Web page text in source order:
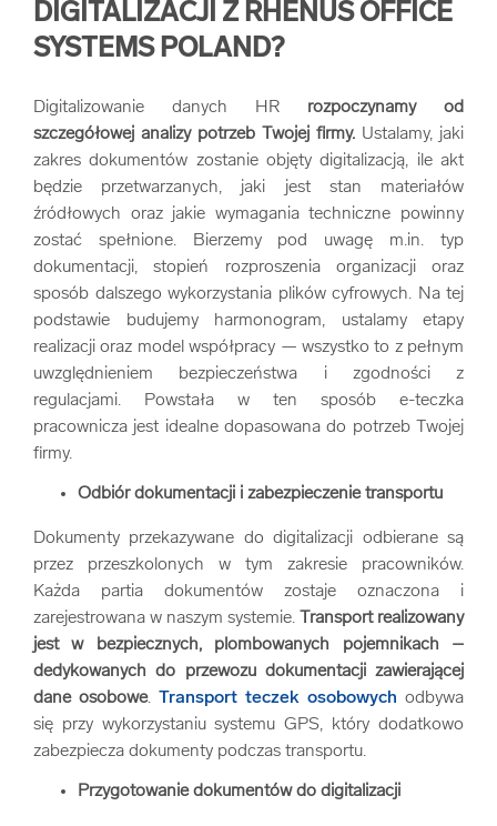
DIGITALIZACJI Z RHENUS OFFICE
SYSTEMS POLAND?
Digitalizowanie danych HR rozpoczynamy od
szczegółowej analizy potrzeb Twojej firmy. Ustalamy, jaki
zakres dokumentów zostanie objęty digitalizacją, ile akt
będzie przetwarzanych, jaki jest stan materiałów
źródłowych oraz jakie wymagania techniczne powinny
zostać spełnione. Bierzemy pod uwagę m.in. typ
dokumentacji, stopień rozproszenia organizacji oraz
sposób dalszego wykorzystania plików cyfrowych. Na tej
podstawie budujemy harmonogram, ustalamy etapy
realizacji oraz model współpracy — wszystko to z pełnym
uwzględnieniem bezpieczeństwa i zgodności z
regulacjami. Powstała w ten sposób e-teczka
pracownicza jest idealne dopasowana do potrzeb Twojej
firmy.
Odbiór dokumentacji i zabezpieczenie transportu
Dokumenty przekazywane do digitalizacji odbierane są
przez przeszkolonych w tym zakresie pracowników.
Każda partia dokumentów zostaje oznaczona i
zarejestrowana w naszym systemie.
Transport realizowany
jest w bezpiecznych, plombowanych pojemnikach –
dedykowanych do przewozu dokumentacji zawierającej
dane osobowe. Transport teczek osobowych odbywa
się przy wykorzystaniu systemu GPS, który dodatkowo
zabezpiecza dokumenty podczas transportu.
Przygotowanie dokumentów do digitalizacji